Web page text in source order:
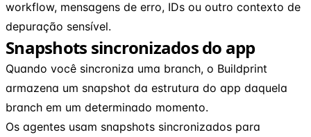
workflow, mensagens de erro, IDs ou outro contexto de
depuração sensível.
Snapshots sincronizados do app
Quando você sincroniza uma branch, o Buildprint
armazena um snapshot da estrutura do app daquela
branch em um determinado momento.
Os agentes usam snapshots sincronizados para